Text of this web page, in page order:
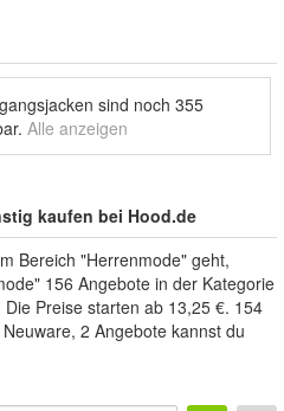
sind noch 355
Alle anzeigen
kaufen bei Hood.de
Bereich "Herrenmode" geht,
156 Angebote in der Kategorie
Preise starten ab 13,25 €. 154
2 Angebote kannst du